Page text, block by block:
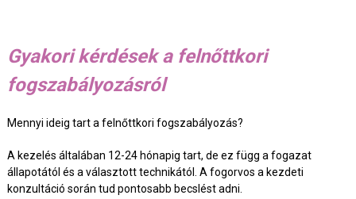
Gyakori kérdések a felnőttkori
fogszabályozásról
Mennyi ideig tart a felnőttkori fogszabályozás?
A kezelés általában 12-24 hónapig tart, de ez függ a fogazat
állapotától és a választott technikától. A fogorvos a kezdeti
konzultáció során tud pontosabb becslést adni.